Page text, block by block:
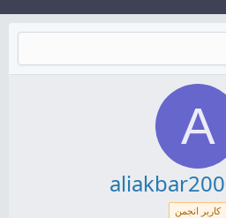
A
کاربر انجمن